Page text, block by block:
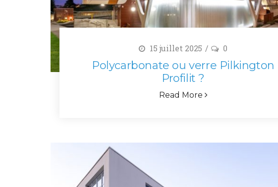
15 juillet 2025 0
Polycarbonate ou verre Pilkington
Profilit ?
Read More